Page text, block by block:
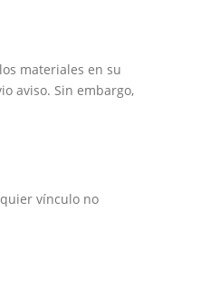
materiales en su
aviso. Sin embargo,
vínculo no